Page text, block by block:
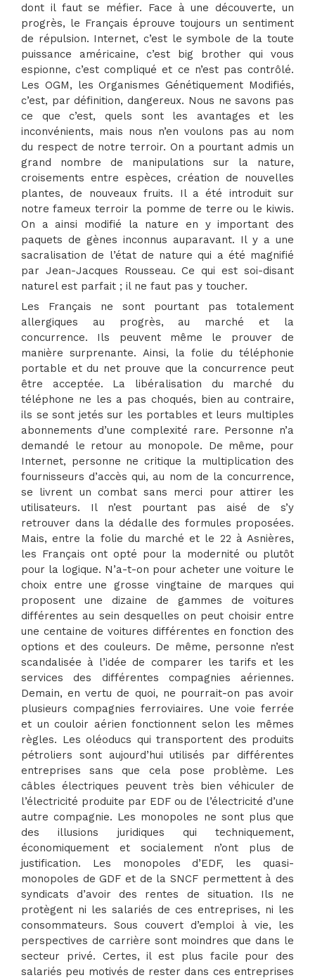
dont il faut se méfier. Face à une découverte, un
progrès, le Français éprouve toujours un sentiment
de répulsion. Internet, c’est le symbole de la toute
puissance américaine, c’est big brother qui vous
espionne, c’est compliqué et ce n’est pas contrôlé.
Les OGM, les Organismes Génétiquement Modifiés,
c’est, par définition, dangereux. Nous ne savons pas
ce que c’est, quels sont les avantages et les
inconvénients, mais nous n’en voulons pas au nom
du respect de notre terroir. On a pourtant admis un
grand nombre de manipulations sur la nature,
croisements entre espèces, création de nouvelles
plantes, de nouveaux fruits. Il a été introduit sur
notre fameux terroir la pomme de terre ou le kiwis.
On a ainsi modifié la nature en y important des
paquets de gènes inconnus auparavant. Il y a une
sacralisation de l’état de nature qui a été magnifié
par Jean-Jacques Rousseau. Ce qui est soi-disant
naturel est parfait ; il ne faut pas y toucher.
Les Français ne sont pourtant pas totalement
allergiques au progrès, au marché et la
concurrence. Ils peuvent même le prouver de
manière surprenante. Ainsi, la folie du téléphonie
portable et du net prouve que la concurrence peut
être acceptée. La libéralisation du marché du
téléphone ne les a pas choqués, bien au contraire,
ils se sont jetés sur les portables et leurs multiples
abonnements d’une complexité rare. Personne n’a
demandé le retour au monopole. De même, pour
Internet, personne ne critique la multiplication des
fournisseurs d’accès qui, au nom de la concurrence,
se livrent un combat sans merci pour attirer les
utilisateurs. Il n’est pourtant pas aisé de s’y
retrouver dans la dédalle des formules proposées.
Mais, entre la folie du marché et le 22 à Asnières,
les Français ont opté pour la modernité ou plutôt
pour la logique. N’a-t-on pour acheter une voiture le
choix entre une grosse vingtaine de marques qui
proposent une dizaine de gammes de voitures
différentes au sein desquelles on peut choisir entre
une centaine de voitures différentes en fonction des
options et des couleurs. De même, personne n’est
scandalisée à l’idée de comparer les tarifs et les
services des différentes compagnies aériennes.
Demain, en vertu de quoi, ne pourrait-on pas avoir
plusieurs compagnies ferroviaires. Une voie ferrée
et un couloir aérien fonctionnent selon les mêmes
règles. Les oléoducs qui transportent des produits
pétroliers sont aujourd’hui utilisés par différentes
entreprises sans que cela pose problème. Les
câbles électriques peuvent très bien véhiculer de
l’électricité produite par EDF ou de l’électricité d’une
autre compagnie. Les monopoles ne sont plus que
des illusions juridiques qui techniquement,
économiquement et socialement n’ont plus de
justification. Les monopoles d’EDF, les quasi-
monopoles de GDF et de la SNCF permettent à des
syndicats d’avoir des rentes de situation. Ils ne
protègent ni les salariés de ces entreprises, ni les
consommateurs. Sous couvert d’emploi à vie, les
perspectives de carrière sont moindres que dans le
secteur privé. Certes, il est plus facile pour des
salariés peu motivés de rester dans ces entreprises